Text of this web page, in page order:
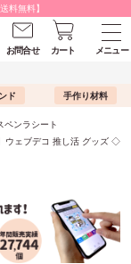
料無料】
お問合せ カート
メニュー
ド 手作り材料
ペンラシート
ウェブデコ 推し活 グッズ ◇